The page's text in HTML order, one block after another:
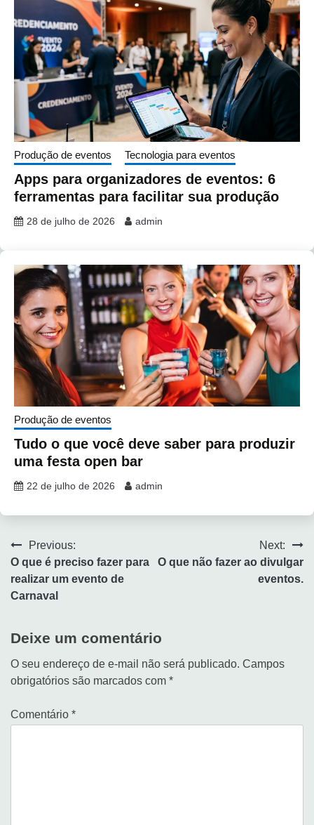
Produção de eventos Tecnologia para eventos
Apps para organizadores de eventos: 6
ferramentas para facilitar sua produção
28 de julho de 2026 admin
Produção de eventos
Tudo o que você deve saber para produzir
uma festa open bar
22 de julho de 2026 admin
Previous:
O que é preciso fazer para
realizar um evento de
Carnaval
Next:
O que não fazer ao divulgar
eventos.
Deixe um comentário
O seu endereço de e-mail não será publicado. Campos
obrigatórios são marcados com *
Comentário *